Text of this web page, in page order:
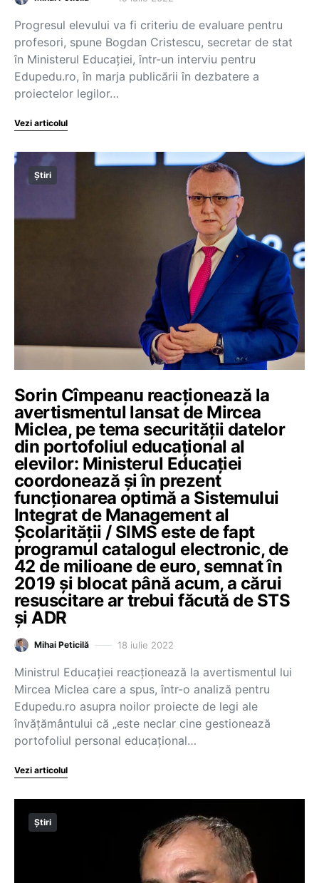
Progresul elevului va fi criteriu de evaluare pentru
profesori, spune Bogdan Cristescu, secretar de stat
în Ministerul Educației, într-un interviu pentru
Edupedu.ro, în marja publicării în dezbatere a
proiectelor legilor…
Vezi articolul
Știri
Sorin Cîmpeanu reacționează la
avertismentul lansat de Mircea
Miclea, pe tema securității datelor
din portofoliul educațional al
elevilor: Ministerul Educației
coordonează și în prezent
funcționarea optimă a Sistemului
Integrat de Management al
Școlarității / SIMS este de fapt
programul catalogul electronic, de
42 de milioane de euro, semnat în
2019 și blocat până acum, a cărui
resuscitare ar trebui făcută de STS
și ADR
Mihai Peticilă 18 iulie 2022
Ministrul Educației reacționează la avertismentul lui
Mircea Miclea care a spus, într-o analiză pentru
Edupedu.ro asupra noilor proiecte de legi ale
învățământului că „este neclar cine gestionează
portofoliul personal educațional…
Vezi articolul
Știri